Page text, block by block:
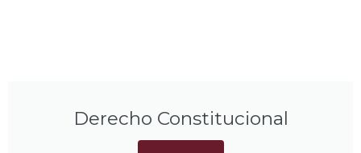
Derecho Constitucional